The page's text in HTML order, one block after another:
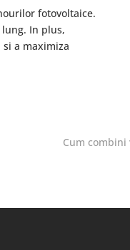
fotovoltaice.
In plus,
a maximiza
Cum